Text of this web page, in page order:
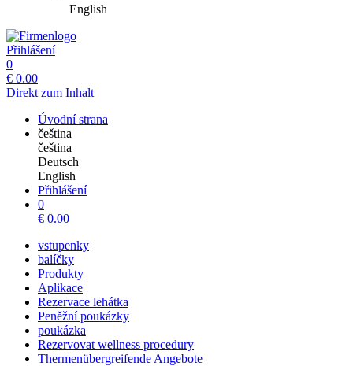
English
Přihlášení
0
€ 0.00
Direkt zum Inhalt
Úvodní strana
čeština
čeština
Deutsch
English
Přihlášení
0
€ 0.00
vstupenky
balíčky
Produkty
Aplikace
Rezervace lehátka
Peněžní poukázky
poukázka
Rezervovat wellness procedury
Thermenübergreifende Angebote